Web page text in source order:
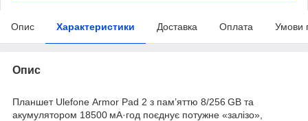
Опис Характеристики Доставка Оплата Умови
Опис
Планшет Ulefone Armor Pad 2 з пам’яттю 8/256 GB та
акумулятором 18500 мА·год поєднує потужне «залізо»,